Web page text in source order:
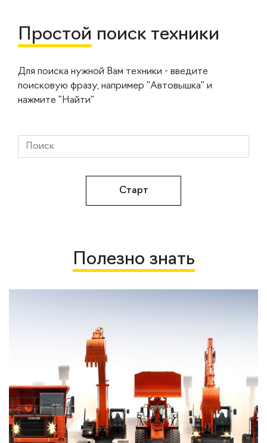
Простой поиск техники
Для поиска нужной Вам техники - введите
поисковую фразу, например "Автовышка" и
нажмите "Найти"
Полезно знать